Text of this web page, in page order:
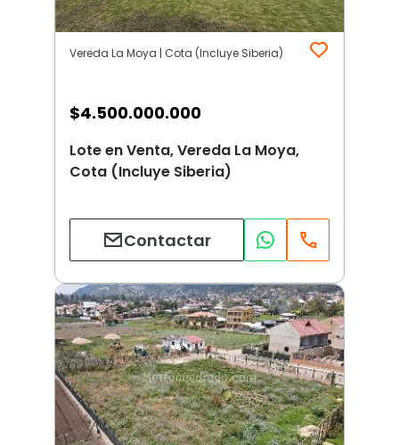
Vereda La Moya | Cota (Incluye Siberia)
$4.500.000.000
Lote en Venta, Vereda La Moya,
Cota (Incluye Siberia)
Contactar